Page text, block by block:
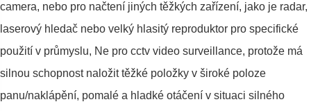
camera, nebo pro načtení jiných těžkých zařízení, jako je radar,
laserový hledač nebo velký hlasitý reproduktor pro specifické
použití v průmyslu, Ne pro cctv video surveillance, protože má
silnou schopnost naložit těžké položky v široké poloze
panu/naklápění, pomalé a hladké otáčení v situaci silného